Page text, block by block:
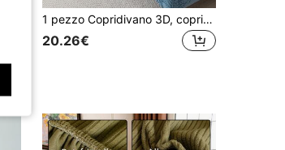
1 pezzo Copridivano 3D, copridivano multifunzionale a copertura completa, design a motivo fogliare a tinta unita, copridivano protettivo, decorazione per le vacanze, copridivano elastico avvolgente monoblocco, con 1 federa per cuscino
20.26€